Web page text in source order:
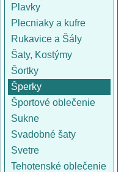
Plavky
Plecniaky a kufre
Rukavice a Šály
Šaty, Kostýmy
Šortky
Šperky
Športové oblečenie
Sukne
Svadobné šaty
Svetre
Tehotenské oblečenie